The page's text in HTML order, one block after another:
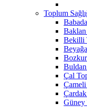
Toplum
Baklan
Bekilli
Çal
Çameli
Güney